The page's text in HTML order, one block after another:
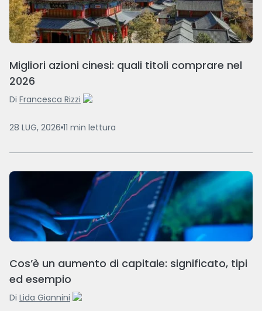
Migliori azioni cinesi: quali titoli comprare nel
2026
Di Francesca Rizzi
28 LUG, 2026 11 min lettura
Cos’è un aumento di capitale: significato, tipi
ed esempio
Di Lida Giannini